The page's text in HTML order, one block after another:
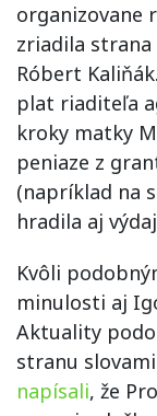
organizovane
zriadila
Róbert
plat riaditeľa
kroky matky
peniaze z
(napríklad na
hradila aj
Kvôli
minulosti aj
Aktuality
stranu
napísali, že